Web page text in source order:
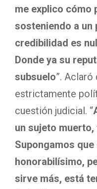
me explico cómo
sosteniendo a un
credibilidad es
Donde ya su
subsuelo”. Aclaró
estrictamente
cuestión judicial. “
un sujeto
Supongamos
honorabilísimo,
sirve más, está